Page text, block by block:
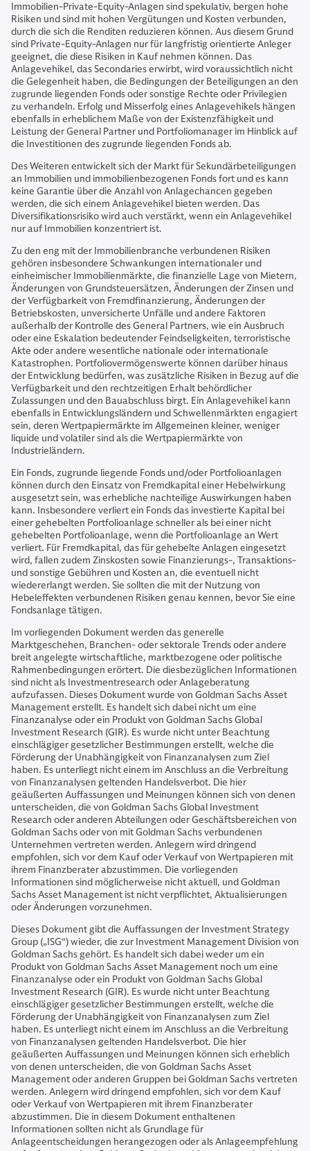
Immobilien-Private-Equity-Anlagen sind spekulativ, bergen hohe
Risiken und sind mit hohen Vergütungen und Kosten verbunden,
durch die sich die Renditen reduzieren können. Aus diesem Grund
sind Private-Equity-Anlagen nur für langfristig orientierte Anleger
geeignet, die diese Risiken in Kauf nehmen können. Das
Anlagevehikel, das Secondaries erwirbt, wird voraussichtlich nicht
die Gelegenheit haben, die Bedingungen der Beteiligungen an den
zugrunde liegenden Fonds oder sonstige Rechte oder Privilegien
zu verhandeln. Erfolg und Misserfolg eines Anlagevehikels hängen
ebenfalls in erheblichem Maße von der Existenzfähigkeit und
Leistung der General Partner und Portfoliomanager im Hinblick auf
die Investitionen des zugrunde liegenden Fonds ab.
Des Weiteren entwickelt sich der Markt für Sekundärbeteiligungen
an Immobilien und immobilienbezogenen Fonds fort und es kann
keine Garantie über die Anzahl von Anlagechancen gegeben
werden, die sich einem Anlagevehikel bieten werden. Das
Diversifikationsrisiko wird auch verstärkt, wenn ein Anlagevehikel
nur auf Immobilien konzentriert ist.
Zu den eng mit der Immobilienbranche verbundenen Risiken
gehören insbesondere Schwankungen internationaler und
einheimischer Immobilienmärkte, die finanzielle Lage von Mietern,
Änderungen von Grundsteuersätzen, Änderungen der Zinsen und
der Verfügbarkeit von Fremdfinanzierung, Änderungen der
Betriebskosten, unversicherte Unfälle und andere Faktoren
außerhalb der Kontrolle des General Partners, wie ein Ausbruch
oder eine Eskalation bedeutender Feindseligkeiten, terroristische
Akte oder andere wesentliche nationale oder internationale
Katastrophen. Portfoliovermögenswerte können darüber hinaus
der Entwicklung bedürfen, was zusätzliche Risiken in Bezug auf die
Verfügbarkeit und den rechtzeitigen Erhalt behördlicher
Zulassungen und den Bauabschluss birgt. Ein Anlagevehikel kann
ebenfalls in Entwicklungsländern und Schwellenmärkten engagiert
sein, deren Wertpapiermärkte im Allgemeinen kleiner, weniger
liquide und volatiler sind als die Wertpapiermärkte von
Industrieländern.
Ein Fonds, zugrunde liegende Fonds und/oder Portfolioanlagen
können durch den Einsatz von Fremdkapital einer Hebelwirkung
ausgesetzt sein, was erhebliche nachteilige Auswirkungen haben
kann. Insbesondere verliert ein Fonds das investierte Kapital bei
einer gehebelten Portfolioanlage schneller als bei einer nicht
gehebelten Portfolioanlage, wenn die Portfolioanlage an Wert
verliert. Für Fremdkapital, das für gehebelte Anlagen eingesetzt
wird, fallen zudem Zinskosten sowie Finanzierungs-, Transaktions-
und sonstige Gebühren und Kosten an, die eventuell nicht
wiedererlangt werden. Sie sollten die mit der Nutzung von
Hebeleffekten verbundenen Risiken genau kennen, bevor Sie eine
Fondsanlage tätigen.
Im vorliegenden Dokument werden das generelle
Marktgeschehen, Branchen- oder sektorale Trends oder andere
breit angelegte wirtschaftliche, marktbezogene oder politische
Rahmenbedingungen erörtert. Die diesbezüglichen Informationen
sind nicht als Investmentresearch oder Anlageberatung
aufzufassen. Dieses Dokument wurde von Goldman Sachs Asset
Management erstellt. Es handelt sich dabei nicht um eine
Finanzanalyse oder ein Produkt von Goldman Sachs Global
Investment Research (GIR). Es wurde nicht unter Beachtung
einschlägiger gesetzlicher Bestimmungen erstellt, welche die
Förderung der Unabhängigkeit von Finanzanalysen zum Ziel
haben. Es unterliegt nicht einem im Anschluss an die Verbreitung
von Finanzanalysen geltenden Handelsverbot. Die hier
geäußerten Auffassungen und Meinungen können sich von denen
unterscheiden, die von Goldman Sachs Global Investment
Research oder anderen Abteilungen oder Geschäftsbereichen von
Goldman Sachs oder von mit Goldman Sachs verbundenen
Unternehmen vertreten werden. Anlegern wird dringend
empfohlen, sich vor dem Kauf oder Verkauf von Wertpapieren mit
ihrem Finanzberater abzustimmen. Die vorliegenden
Informationen sind möglicherweise nicht aktuell, und Goldman
Sachs Asset Management ist nicht verpflichtet, Aktualisierungen
oder Änderungen vorzunehmen.
Dieses Dokument gibt die Auffassungen der Investment Strategy
Group („ISG“) wieder, die zur Investment Management Division von
Goldman Sachs gehört. Es handelt sich dabei weder um ein
Produkt von Goldman Sachs Asset Management noch um eine
Finanzanalyse oder ein Produkt von Goldman Sachs Global
Investment Research (GIR). Es wurde nicht unter Beachtung
einschlägiger gesetzlicher Bestimmungen erstellt, welche die
Förderung der Unabhängigkeit von Finanzanalysen zum Ziel
haben. Es unterliegt nicht einem im Anschluss an die Verbreitung
von Finanzanalysen geltenden Handelsverbot. Die hier
geäußerten Auffassungen und Meinungen können sich erheblich
von denen unterscheiden, die von Goldman Sachs Asset
Management oder anderen Gruppen bei Goldman Sachs vertreten
werden. Anlegern wird dringend empfohlen, sich vor dem Kauf
oder Verkauf von Wertpapieren mit ihrem Finanzberater
abzustimmen. Die in diesem Dokument enthaltenen
Informationen sollten nicht als Grundlage für
Anlageentscheidungen herangezogen oder als Anlageempfehlung